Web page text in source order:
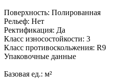
Поверхность: Полированная
Рельеф: Нет
Ректификация: Да
Класс износостойкости: 3
Класс противоскольжения: R9
Упаковочные данные
Базовая ед.: м²